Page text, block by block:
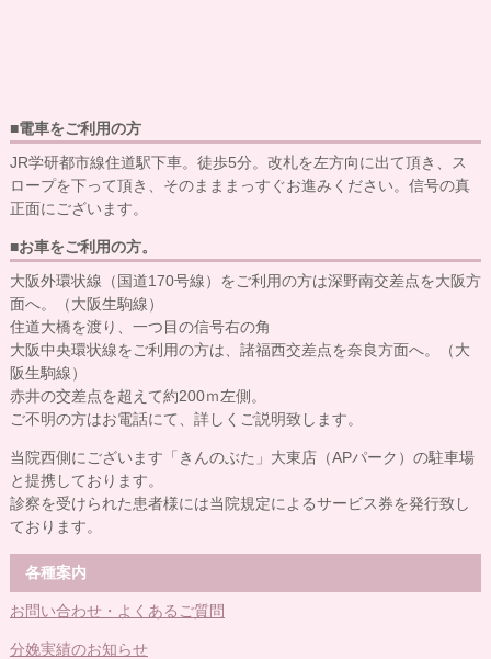
■電車をご利用の方
JR学研都市線住道駅下車。徒歩5分。改札を左方向に出て頂き、ス
ロープを下って頂き、そのまままっすぐお進みください。信号の真
正面にございます。
■お車をご利用の方。
大阪外環状線（国道170号線）をご利用の方は深野南交差点を大阪方
面へ。（大阪生駒線）
住道大橋を渡り、一つ目の信号右の角
大阪中央環状線をご利用の方は、諸福西交差点を奈良方面へ。（大
阪生駒線）
赤井の交差点を超えて約200ｍ左側。
ご不明の方はお電話にて、詳しくご説明致します。
当院西側にございます「きんのぶた」大東店（APパーク）の駐車場
と提携しております。
診察を受けられた患者様には当院規定によるサービス券を発行致し
ております。
各種案内
お問い合わせ・よくあるご質問
分娩実績のお知らせ